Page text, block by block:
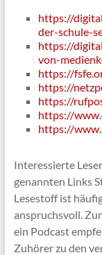
https://
der-schule-
https://
von-
https://
https://
https://
https://
https://
Interessierte
genannten Links
Lesestoff ist
anspruchsvoll.
ein Podcast
Zuhörer zu den